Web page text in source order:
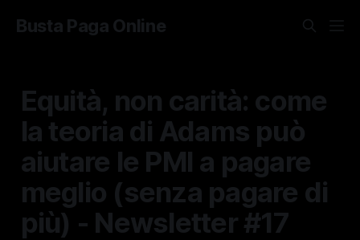
Busta Paga Online
Equità, non carità: come
la teoria di Adams può
aiutare le PMI a pagare
meglio (senza pagare di
più) - Newsletter #17